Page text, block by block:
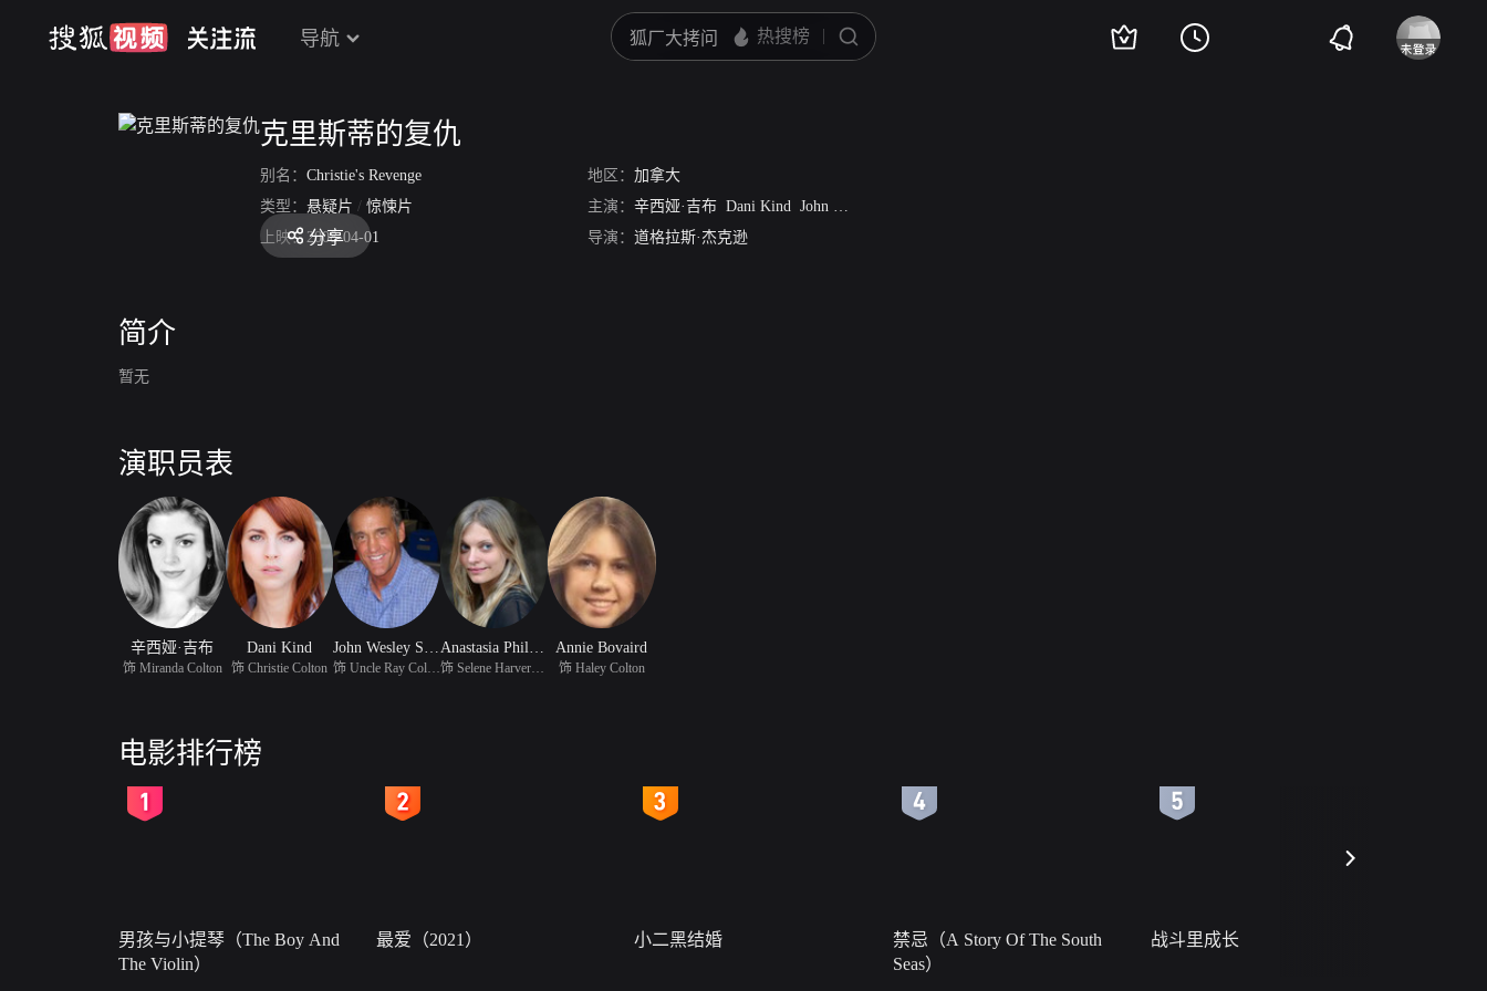
导航
克里斯蒂的复仇
别名： Christie's Revenge 地区： 加拿大
类型： 悬疑片 / 惊悚片 主演： 辛西娅·吉布 Dani Kind John Wesley Shipp
上映： 2008-04-01 导演： 道格拉斯·杰克逊
分享
简介
暂无
演职员表
辛西娅·吉布
饰 Miranda Colton
Dani Kind
饰 Christie Colton 饰 Uncle Ray Colton
Annie Bovaird
饰 Haley Colton
电影排行榜
男孩与小提琴（The Boy And
The Violin）
最爱（2021） 小二黑结婚
禁忌（A Story Of The South
Seas）
战斗里成长